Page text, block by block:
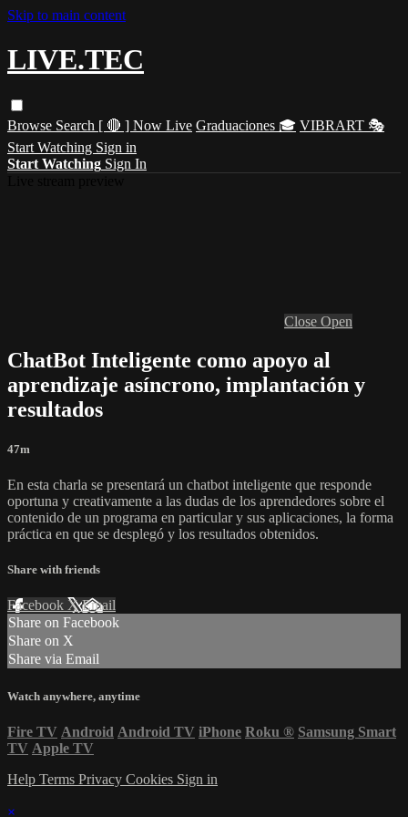
Skip to main content
LIVE.TEC
Browse Search [ 🔴 ] Now Live Graduaciones 🎓 VIBRART 🎭
Start Watching Sign in
Start Watching Sign In
Close Open
ChatBot Inteligente como apoyo al
aprendizaje asíncrono, implantación y
resultados
47m
En esta charla se presentará un chatbot inteligente que responde
oportuna y creativamente a las dudas de los aprendedores sobre el
contenido de un programa en particular y sus aplicaciones, la forma
práctica en que se desplegó y los resultados obtenidos.
Share with friends
Facebook XEmail
Share on Facebook
Share on X
Share via Email
Watch anywhere, anytime
Fire TV Android Android TV iPhone Roku ® Samsung Smart
TV Apple TV
Help Terms Privacy Cookies Sign in
×